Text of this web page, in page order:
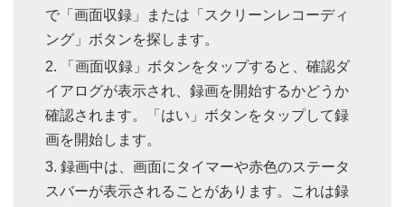
で「画面収録」または「スクリーンレコーディ
ング」ボタンを探します。
「画面収録」ボタンをタップすると、確認ダ
イアログが表示され、録画を開始するかどうか
確認されます。「はい」ボタンをタップして録
画を開始します。
録画中は、画面にタイマーや赤色のステータ
スバーが表示されることがあります。これは録